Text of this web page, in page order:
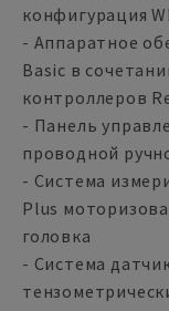
конфигурация
- Аппаратное
Basic в
контроллеров
- Панель
проводной
- Система
Plus
головка
- Система